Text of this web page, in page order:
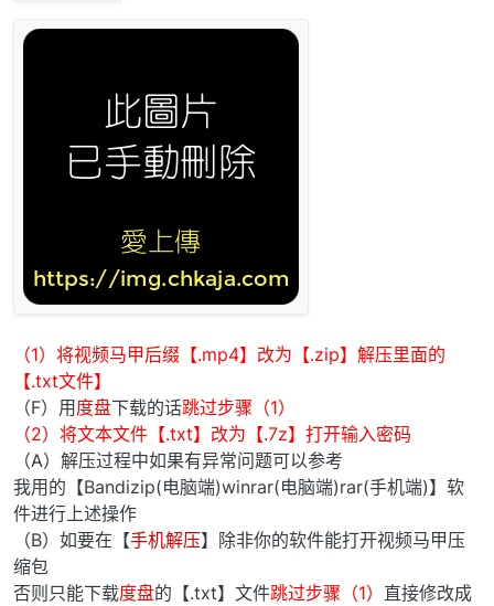
（1）将视频马甲后缀【.mp4】改为【.zip】解压里面的
【.txt文件】
（F）用度盘下载的话跳过步骤（1）
（2）将文本文件【.txt】改为【.7z】打开输入密码
（A）解压过程中如果有异常问题可以参考
我用的【Bandizip(电脑端)winrar(电脑端)rar(手机端)】软
件进行上述操作
（B）如要在【手机解压】除非你的软件能打开视频马甲压
缩包
否则只能下载度盘的【.txt】文件跳过步骤（1） 直接修改成